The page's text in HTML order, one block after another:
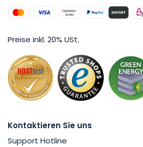
Preise inkl. 20% USt.
Kontaktieren Sie uns
Support Hotline